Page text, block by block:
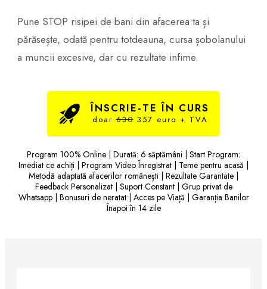
Pune STOP risipei de bani din afacerea ta și
părăsește, odată pentru totdeauna, cursa șobolanului
a muncii excesive, dar cu rezultate infime.
ÎNSCRIE-TE ÎN CURS
doar630357 euro + TVA
Program 100% Online | Durată: 6 săptămâni | Start Program:
Imediat ce achiți | Program Video Înregistrat | Teme pentru acasă |
Metodă adaptată afacerilor românești | Rezultate Garantate |
Feedback Personalizat | Suport Constant | Grup privat de
Whatsapp | Bonusuri de neratat | Acces pe Viață | Garanția Banilor
Înapoi în 14 zile